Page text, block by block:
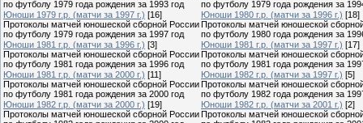
по футболу 1979 года рождения за 1993 год
по футболу 1979 года рождения за
Юноши 1979 г.р. (матчи за 1997 г.) [16]
Протоколы матчей юношеской сборной России
по футболу 1979 года рождения за 1997 год
Юноши 1980 г.р. (матчи за 1996 г.) [18]
Протоколы матчей юношеской
по футболу 1980 года рождения за
Юноши 1981 г.р. (матчи за 1996 г.) [3]
Протоколы матчей юношеской сборной России
по футболу 1981 года рождения за 1996 год
Юноши 1981 г.р. (матчи за 1997 г.) [17]
Протоколы матчей юношеской
по футболу 1981 года рождения за
Юноши 1981 г.р. (матчи за 2000 г.) [11]
Протоколы матчей юношеской сборной России
по футболу 1981 года рождения за 2000 год
Юноши 1982 г.р. (матчи за 1997 г.) [5]
Протоколы матчей юношеской
по футболу 1982 года рождения за
Юноши 1982 г.р. (матчи за 2000 г.) [19]
Протоколы матчей юношеской сборной России
Юноши 1982 г.р. (матчи за 2001 г.) [2]
Протоколы матчей юношеской